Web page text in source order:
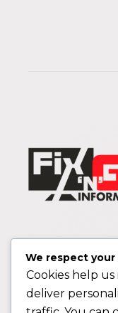
We respect your
Cookies help
deliver